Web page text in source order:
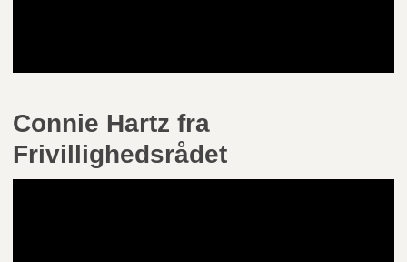
Connie Hartz fra
Frivillighedsrådet